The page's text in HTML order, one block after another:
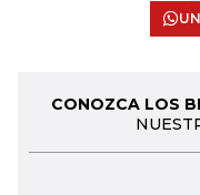
CONOZCA LOS